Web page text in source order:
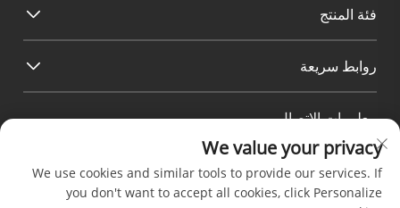
فئة المنتج
روابط سريعة
معلومات الاتصال
Office add : رقم 38 طريق هواجانغ، المنطقة الجنوبية لميناء
تشنغدو الحديث للصناعة، بيكسين تشنغدو سيتشوان الصين
البريد الإلكتروني:
We value your privacy
We use cookies and similar tools to provide our services. If
you don't want to accept all cookies, click Personalize